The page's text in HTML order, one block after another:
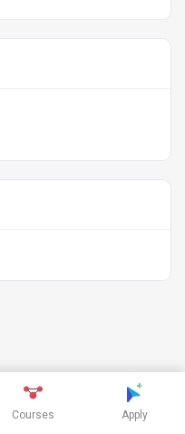
Courses Apply